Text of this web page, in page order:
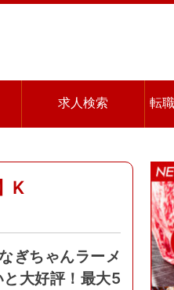
求人検索 転
K
ぎちゃんラーメ
大好評！最大5